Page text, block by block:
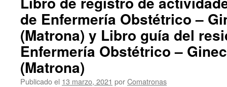
de Enfermería Obstétrico –
(Matrona) y Libro guía del
Enfermería Obstétrico –
(Matrona)
Publicado el 13 marzo, 2021 porComatronas